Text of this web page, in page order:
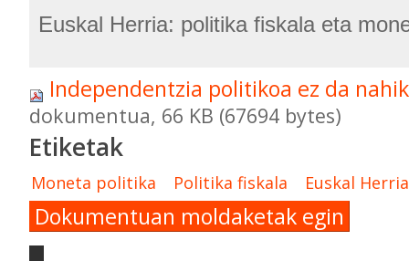
Euskal Herria: politika fiskala eta
Independentzia politikoa ez da
dokumentua, 66 KB (67694 bytes)
Etiketak
Moneta politika Politika fiskala Euskal Herria
Dokumentuan moldaketak egin